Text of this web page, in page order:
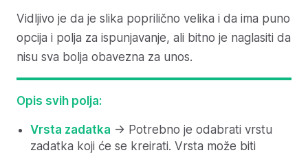
Vidljivo je da je slika poprilično velika i da ima puno
opcija i polja za ispunjavanje, ali bitno je naglasiti da
nisu sva bolja obavezna za unos.
Opis svih polja:
Vrsta zadatka -> Potrebno je odabrati vrstu
zadatka koji će se kreirati. Vrsta može biti